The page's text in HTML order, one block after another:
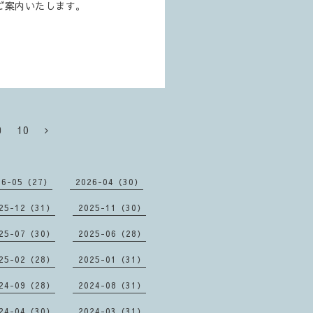
内いたします。
10
05（27） 2026-04（30）
12（31） 2025-11（30）
07（30） 2025-06（28）
02（28） 2025-01（31）
09（28） 2024-08（31）